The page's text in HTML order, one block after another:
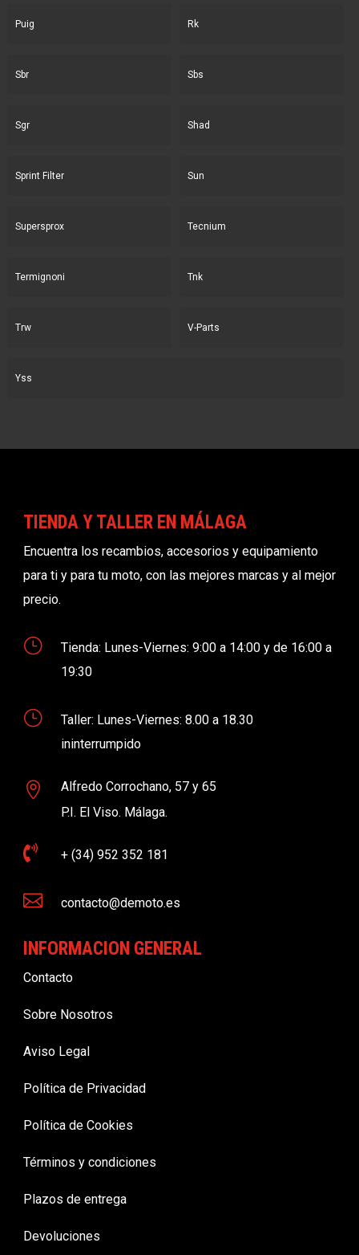
Puig Rk
Sbr Sbs
Sgr Shad
Sprint Filter Sun
Supersprox Tecnium
Termignoni Tnk
Trw V-Parts
Yss
TIENDA Y TALLER EN MÁLAGA
Encuentra los recambios, accesorios y equipamiento
para ti y para tu moto, con las mejores marcas y al mejor
precio.
}
Tienda: Lunes-Viernes: 9:00 a 14:00 y de 16:00 a
19:30
}
Taller: Lunes-Viernes: 8.00 a 18.30
ininterrumpido

Alfredo Corrochano, 57 y 65
P.I. El Viso. Málaga.
 + (34) 952 352 181
 contacto@demoto.es
INFORMACION GENERAL
Contacto
Sobre Nosotros
Aviso Legal
Política de Privacidad
Política de Cookies
Términos y condiciones
Plazos de entrega
Devoluciones